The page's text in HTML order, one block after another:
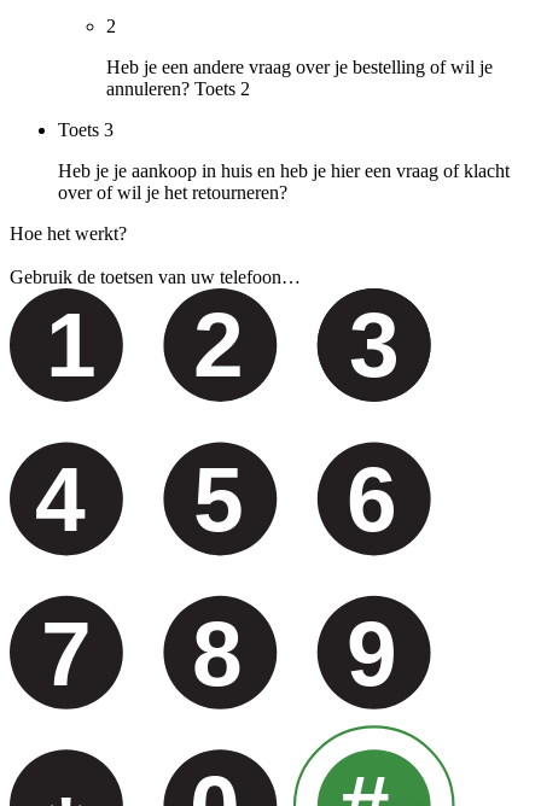
2
Heb je een andere vraag over je bestelling of wil je
annuleren? Toets 2
Toets 3
Heb je je aankoop in huis en heb je hier een vraag of klacht
over of wil je het retourneren?
Hoe het werkt?
Gebruik de toetsen van uw telefoon…
1 2 3
4 5
6
7
8 9